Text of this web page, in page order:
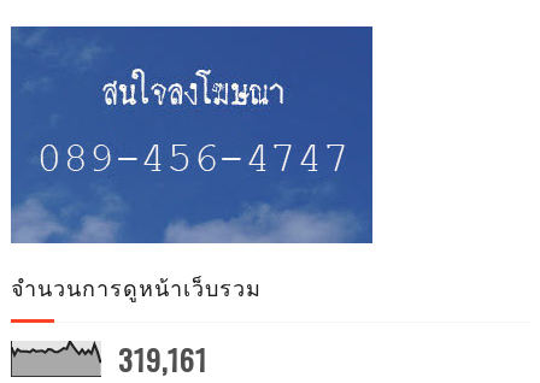
จำนวนการดูหน้าเว็บรวม
319,161